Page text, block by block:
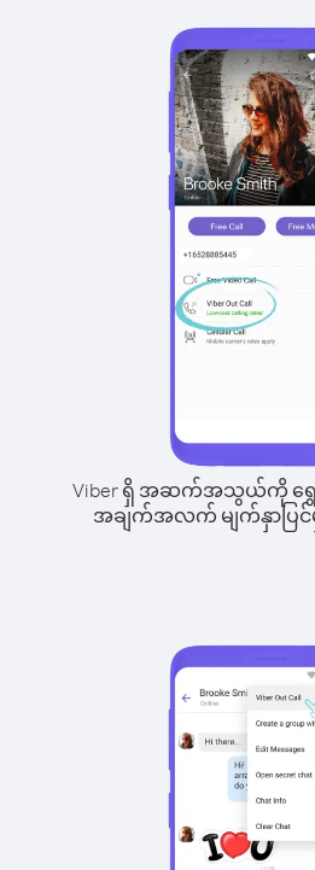
Viber ရှိ အဆက်အသွယ်ကို ရွေး
အချက်အလက် မျက်နှာပြင်မှ